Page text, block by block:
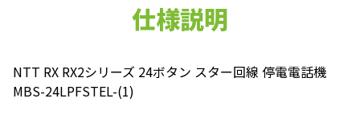
仕様説明
NTT RX RX2シリーズ 24ボタン スター回線 停電電話機
MBS-24LPFSTEL-(1)